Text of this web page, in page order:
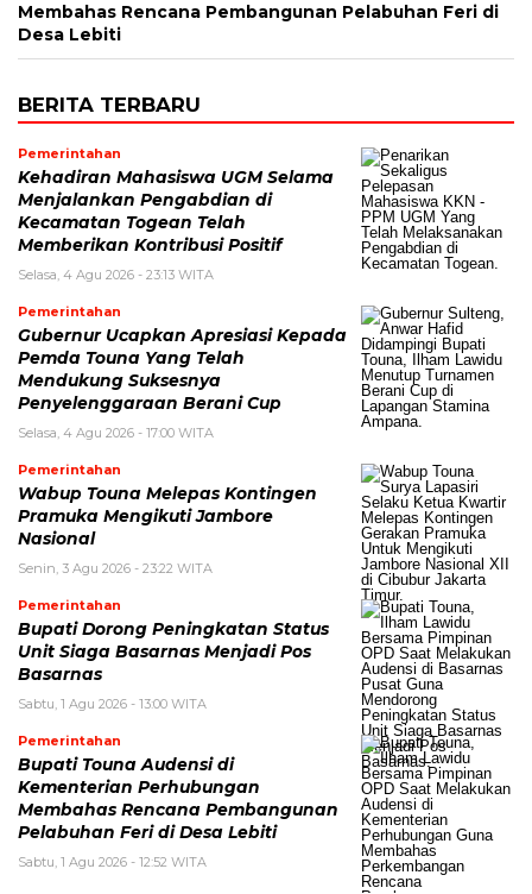
Membahas Rencana Pembangunan Pelabuhan Feri di
Desa Lebiti
BERITA TERBARU
Pemerintahan
Kehadiran Mahasiswa UGM Selama
Menjalankan Pengabdian di
Kecamatan Togean Telah
Memberikan Kontribusi Positif
Selasa, 4 Agu 2026 - 23:13 WITA
Pemerintahan
Gubernur Ucapkan Apresiasi Kepada
Pemda Touna Yang Telah
Mendukung Suksesnya
Penyelenggaraan Berani Cup
Selasa, 4 Agu 2026 - 17:00 WITA
Pemerintahan
Wabup Touna Melepas Kontingen
Pramuka Mengikuti Jambore
Nasional
Senin, 3 Agu 2026 - 23:22 WITA
Pemerintahan
Bupati Dorong Peningkatan Status
Unit Siaga Basarnas Menjadi Pos
Basarnas
Sabtu, 1 Agu 2026 - 13:00 WITA
Pemerintahan
Bupati Touna Audensi di
Kementerian Perhubungan
Membahas Rencana Pembangunan
Pelabuhan Feri di Desa Lebiti
Sabtu, 1 Agu 2026 - 12:52 WITA